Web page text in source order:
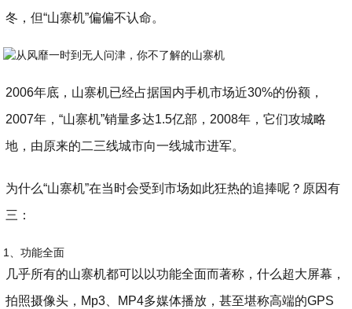
冬，但“山寨机”偏偏不认命。
2006年底，山寨机已经占据国内手机市场近30%的份额，
2007年，“山寨机”销量多达1.5亿部，2008年，它们攻城略
地，由原来的二三线城市向一线城市进军。
为什么“山寨机”在当时会受到市场如此狂热的追捧呢？原因有
三：
1、功能全面
几乎所有的山寨机都可以以功能全面而著称，什么超大屏幕，
拍照摄像头，Mp3、MP4多媒体播放，甚至堪称高端的GPS